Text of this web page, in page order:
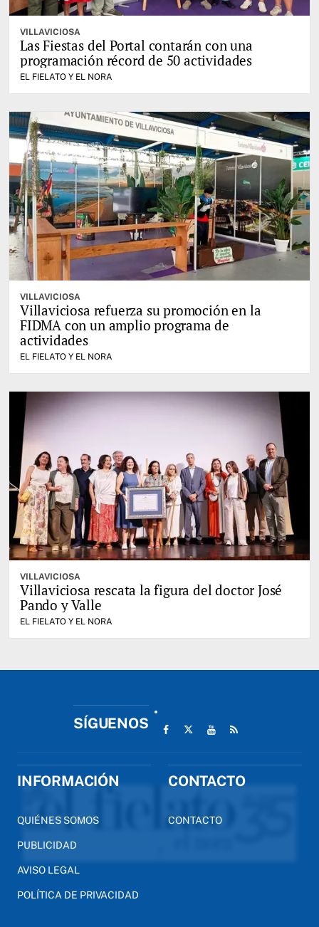
VILLAVICIOSA
Las Fiestas del Portal contarán con una
programación récord de 50 actividades
EL FIELATO Y EL NORA
VILLAVICIOSA
Villaviciosa refuerza su promoción en la
FIDMA con un amplio programa de
actividades
EL FIELATO Y EL NORA
VILLAVICIOSA
Villaviciosa rescata la figura del doctor José
Pando y Valle
EL FIELATO Y EL NORA
SÍGUENOS
INFORMACIÓN
QUIÉNES SOMOS
PUBLICIDAD
AVISO LEGAL
POLÍTICA DE PRIVACIDAD
CONTACTO
CONTACTO